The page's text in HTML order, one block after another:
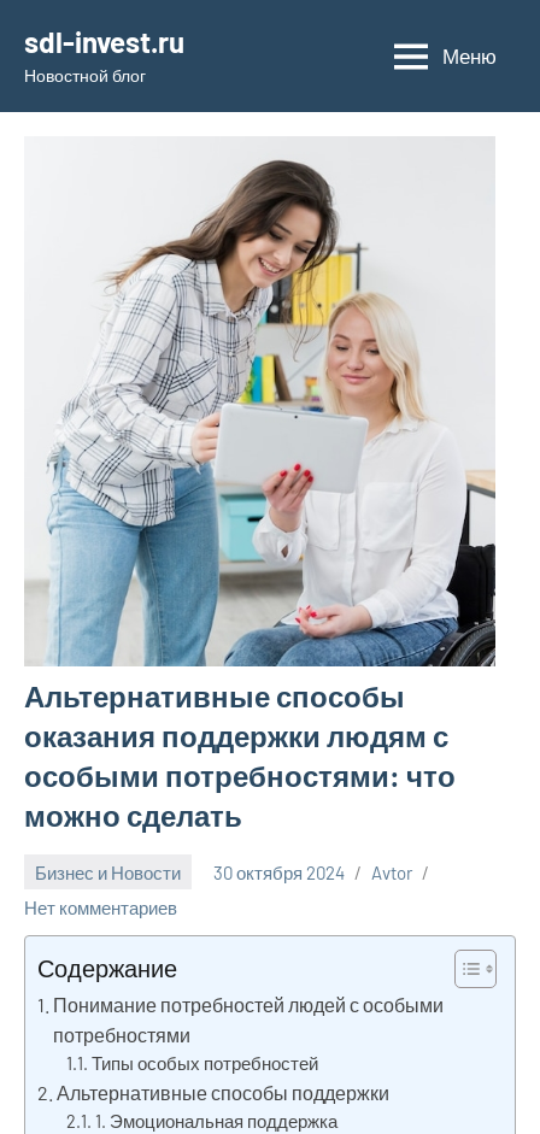
содержимому
sdl-invest.ru
Новостной блог
Меню
Альтернативные способы
оказания поддержки людям с
особыми потребностями: что
можно сделать
Бизнес и Новости 30 октября 2024
Avtor
Нет комментариев
Содержание
Понимание потребностей людей с особыми
потребностями
Типы особых потребностей
Альтернативные способы поддержки
1. Эмоциональная поддержка